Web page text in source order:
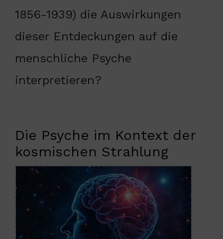
1856-1939) die Auswirkungen
dieser Entdeckungen auf die
menschliche Psyche
interpretieren?
Die Psyche im Kontext der
kosmischen Strahlung